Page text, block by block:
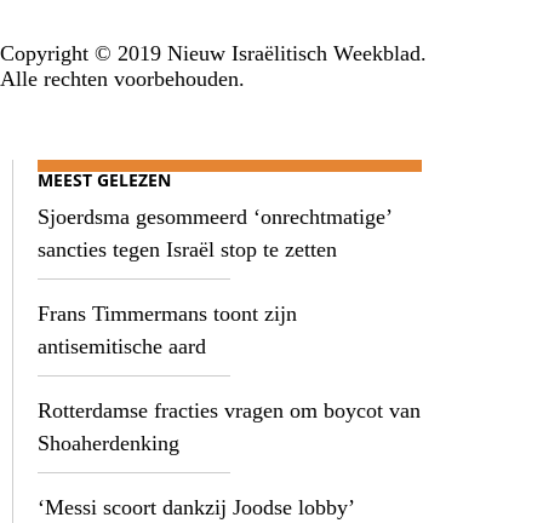
Copyright © 2019 Nieuw Israëlitisch Weekblad.
Alle rechten voorbehouden.
MEEST GELEZEN
Sjoerdsma gesommeerd ‘onrechtmatige’
sancties tegen Israël stop te zetten
Frans Timmermans toont zijn
antisemitische aard
Rotterdamse fracties vragen om boycot van
Shoaherdenking
‘Messi scoort dankzij Joodse lobby’